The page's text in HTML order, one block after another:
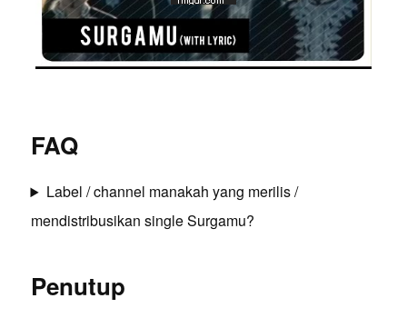
FAQ
Label / channel manakah yang merilis /
mendistribusikan single Surgamu?
Penutup